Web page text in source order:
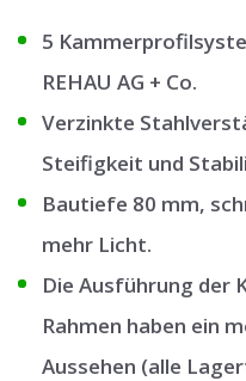
5
REHAU AG + Co.
Verzinkte
Steifigkeit und
Bautiefe 80 mm,
mehr Licht.
Die Ausführung der
Rahmen haben ein
Aussehen (alle